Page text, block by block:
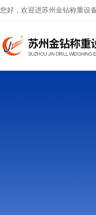
您好，欢迎进苏州金钻称重设